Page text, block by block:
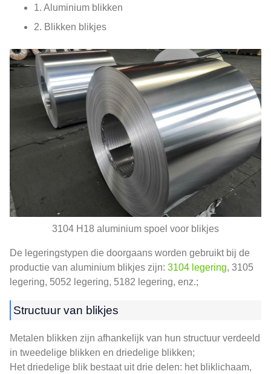
1. Aluminium blikken
2. Blikken blikjes
3104 H18 aluminium spoel voor blikjes
De legeringstypen die doorgaans worden gebruikt bij de
productie van aluminium blikjes zijn: 3104 legering, 3105
legering, 5052 legering, 5182 legering, enz.;
Structuur van blikjes
Metalen blikken zijn afhankelijk van hun structuur verdeeld
in tweedelige blikken en driedelige blikken;
Het driedelige blik bestaat uit drie delen: het bliklichaam,